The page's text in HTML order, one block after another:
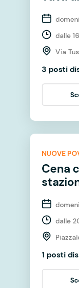
dalle
Via
3 posti
NUOVE
Cena
dalle
1 posti